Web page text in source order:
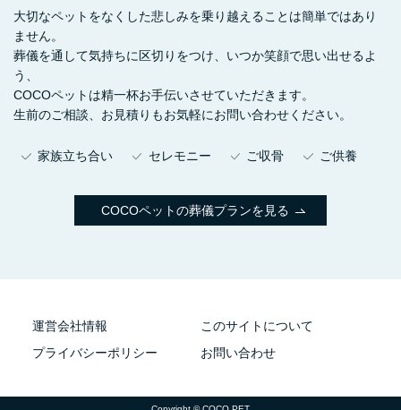
大切なペットをなくした悲しみを乗り越えることは簡単ではあり
ません。
葬儀を通して気持ちに区切りをつけ、いつか笑顔で思い出せるよ
う、
COCOペットは精一杯お手伝いさせていただきます。
生前のご相談、お見積りもお気軽にお問い合わせください。
家族立ち合い セレモニー ご収骨 ご供養
COCOペットの葬儀プランを見る
運営会社情報
このサイトについて
プライバシーポリシー
お問い合わせ